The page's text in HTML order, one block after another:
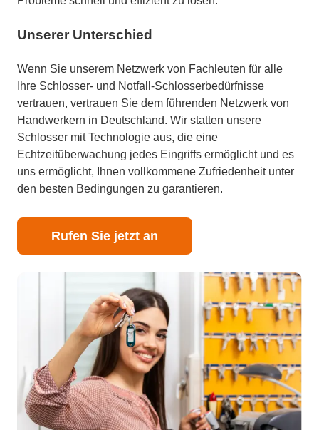
Unserer Unterschied
Wenn Sie unserem Netzwerk von Fachleuten für alle
Ihre Schlosser- und Notfall-Schlosserbedürfnisse
vertrauen, vertrauen Sie dem führenden Netzwerk von
Handwerkern in Deutschland. Wir statten unsere
Schlosser mit Technologie aus, die eine
Echtzeitüberwachung jedes Eingriffs ermöglicht und es
uns ermöglicht, Ihnen vollkommene Zufriedenheit unter
den besten Bedingungen zu garantieren.
Rufen Sie jetzt an